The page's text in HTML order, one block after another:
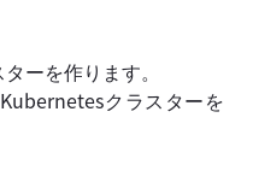
ーを作ります。
クラスターを